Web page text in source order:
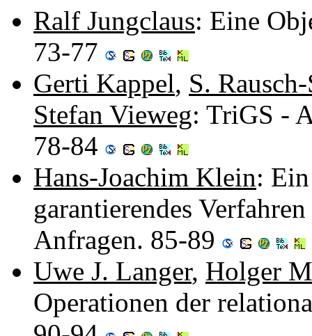
Ralf Jungclaus: Eine
73-77
Gerti Kappel, S.
Stefan Vieweg: TriGS -
78-84
Hans-Joachim Klein:
garantierendes
Anfragen. 85-89
Uwe J. Langer, Holger
Operationen der